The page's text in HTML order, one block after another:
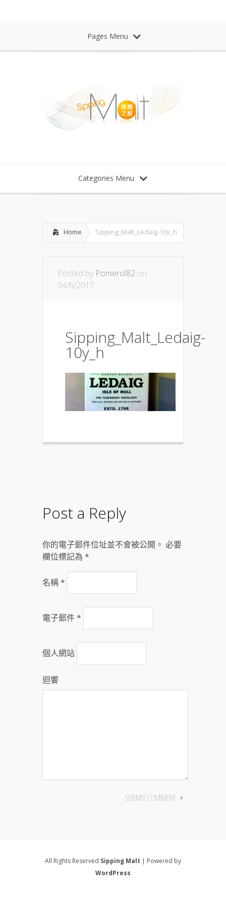
Pages Menu
Categories Menu
Home Sipping_Malt_Ledaig-10y_h
Posted by Pomerol82 on
04/6/2017
Sipping_Malt_Ledaig-
10y_h
Post a Reply
你的電子郵件位址並不會被公開。 必要
欄位標記為 *
名稱*
電子郵件*
個人網站
迴響
All Rights Reserved Sipping Malt | Powered by
WordPress